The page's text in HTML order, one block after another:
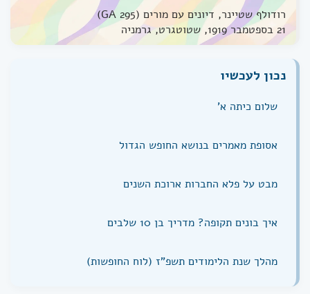
רודולף שטיינר, דיונים עם מורים (GA 295)
21 בספטמבר 1919, שטוטגרט, גרמניה
נכון לעכשיו
שלום כיתה א'
אסופת מאמרים בנושא החופש הגדול
מבט על פלא החברות ארוכת השנים
איך בונים תקופה? מדריך בן 10 שלבים
מהלך שנת הלימודים תשפ"ז (לוח החופשות)